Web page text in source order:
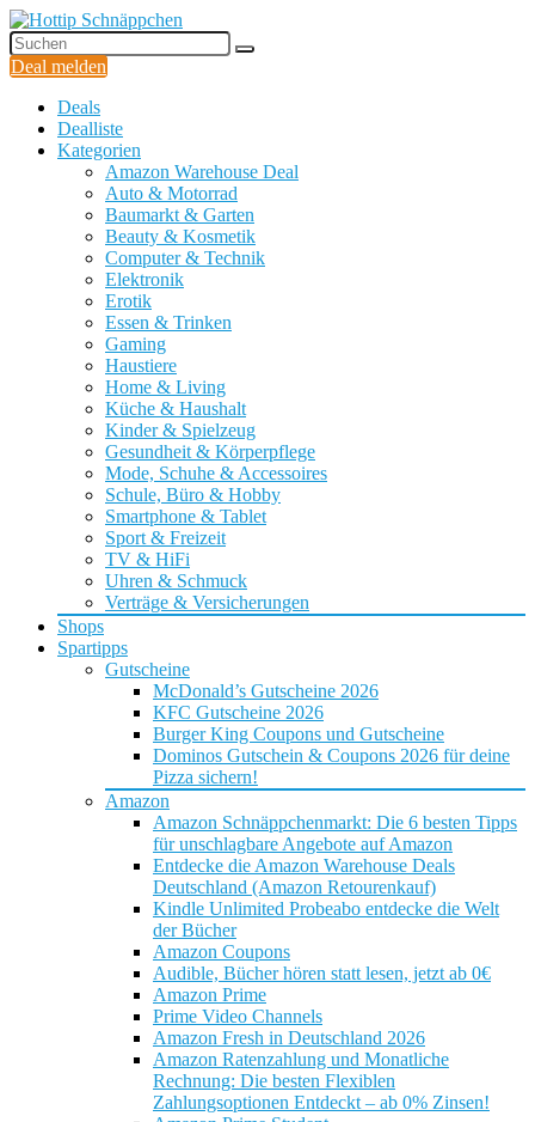
Deal melden
Deals
Dealliste
Kategorien
Amazon Warehouse Deal
Auto & Motorrad
Baumarkt & Garten
Beauty & Kosmetik
Computer & Technik
Elektronik
Erotik
Essen & Trinken
Gaming
Haustiere
Home & Living
Küche & Haushalt
Kinder & Spielzeug
Gesundheit & Körperpflege
Mode, Schuhe & Accessoires
Schule, Büro & Hobby
Smartphone & Tablet
Sport & Freizeit
TV & HiFi
Uhren & Schmuck
Verträge & Versicherungen
Shops
Spartipps
Gutscheine
McDonald’s Gutscheine 2026
KFC Gutscheine 2026
Burger King Coupons und Gutscheine
Dominos Gutschein & Coupons 2026 für deine
Pizza sichern!
Amazon
Amazon Schnäppchenmarkt: Die 6 besten Tipps
für unschlagbare Angebote auf Amazon
Entdecke die Amazon Warehouse Deals
Deutschland (Amazon Retourenkauf)
Kindle Unlimited Probeabo entdecke die Welt
der Bücher
Amazon Coupons
Audible, Bücher hören statt lesen, jetzt ab 0€
Amazon Prime
Prime Video Channels
Amazon Fresh in Deutschland 2026
Amazon Ratenzahlung und Monatliche
Rechnung: Die besten Flexiblen
Zahlungsoptionen Entdeckt – ab 0% Zinsen!